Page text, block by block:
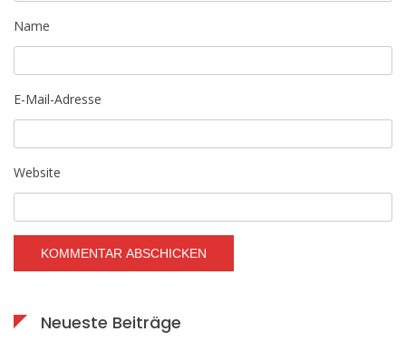
Name
E-Mail-Adresse
Website
Neueste Beiträge